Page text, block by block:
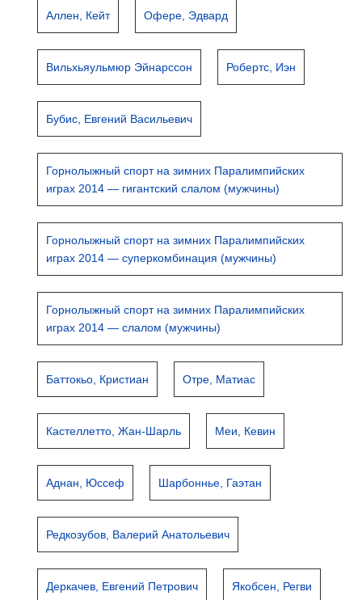
Аллен, Кейт Офере, Эдвард
Вильхьяульмюр Эйнарссон Робертс, Иэн
Бубис, Евгений Васильевич
Горнолыжный спорт на зимних Паралимпийских
играх 2014 — гигантский слалом (мужчины)
Горнолыжный спорт на зимних Паралимпийских
играх 2014 — суперкомбинация (мужчины)
Горнолыжный спорт на зимних Паралимпийских
играх 2014 — слалом (мужчины)
Баттокьо, Кристиан Отре, Матиас
Кастеллетто, Жан-Шарль Меи, Кевин
Аднан, Юссеф Шарбоннье, Гаэтан
Редкозубов, Валерий Анатольевич
Деркачев, Евгений Петрович Якобсен, Регви